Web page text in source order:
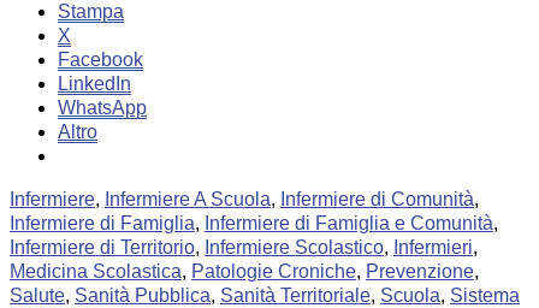
Stampa
X
Facebook
LinkedIn
WhatsApp
Altro
Infermiere, Infermiere A Scuola, Infermiere di Comunità,
Infermiere di Famiglia, Infermiere di Famiglia e Comunità,
Infermiere di Territorio, Infermiere Scolastico, Infermieri,
Medicina Scolastica, Patologie Croniche, Prevenzione,
Salute, Sanità Pubblica, Sanità Territoriale, Scuola, Sistema